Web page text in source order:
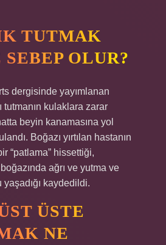
TUTMAK
OLUR?
dergisinde yayımlanan
tutmanın kulaklara zarar
beyin kanamasına yol
Boğazı yırtılan hastanın
“patlama” hissettiği,
ağrı ve yutma ve
kaydedildi.
ÜSTE
NE